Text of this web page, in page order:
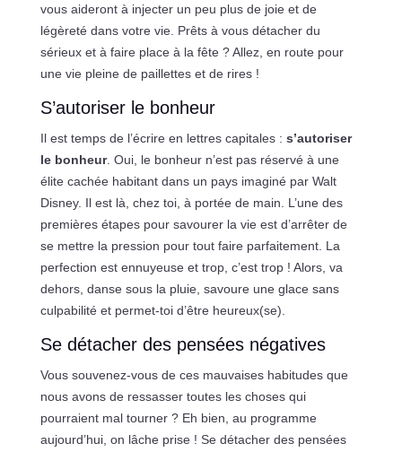
vous aideront à injecter un peu plus de joie et de
légèreté dans votre vie. Prêts à vous détacher du
sérieux et à faire place à la fête ? Allez, en route pour
une vie pleine de paillettes et de rires !
S’autoriser le bonheur
Il est temps de l’écrire en lettres capitales : s’autoriser
le bonheur. Oui, le bonheur n’est pas réservé à une
élite cachée habitant dans un pays imaginé par Walt
Disney. Il est là, chez toi, à portée de main. L’une des
premières étapes pour savourer la vie est d’arrêter de
se mettre la pression pour tout faire parfaitement. La
perfection est ennuyeuse et trop, c’est trop ! Alors, va
dehors, danse sous la pluie, savoure une glace sans
culpabilité et permet-toi d’être heureux(se).
Se détacher des pensées négatives
Vous souvenez-vous de ces mauvaises habitudes que
nous avons de ressasser toutes les choses qui
pourraient mal tourner ? Eh bien, au programme
aujourd’hui, on lâche prise ! Se détacher des pensées